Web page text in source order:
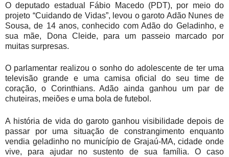
O deputado estadual Fábio Macedo (PDT), por meio do
projeto “Cuidando de Vidas”, levou o garoto Adão Nunes de
Sousa, de 14 anos, conhecido com Adão do Geladinho, e
sua mãe, Dona Cleide, para um passeio marcado por
muitas surpresas.
O parlamentar realizou o sonho do adolescente de ter uma
televisão grande e uma camisa oficial do seu time de
coração, o Corinthians. Adão ainda ganhou um par de
chuteiras, meiões e uma bola de futebol.
A história de vida do garoto ganhou visibilidade depois de
passar por uma situação de constrangimento enquanto
vendia geladinho no município de Grajaú-MA, cidade onde
vive, para ajudar no sustento de sua família. O caso